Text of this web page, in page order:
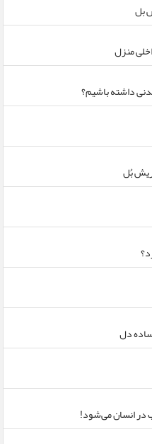
بل
منزل
داشته باشیم؟
بُل
دل